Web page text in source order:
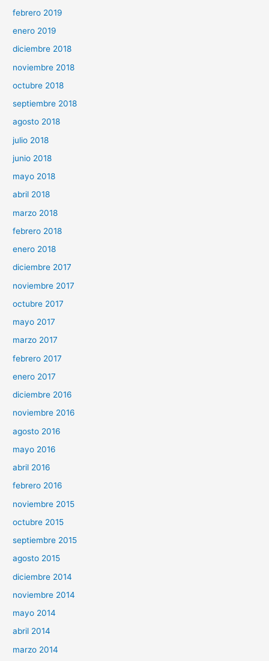
febrero 2019
enero 2019
diciembre 2018
noviembre 2018
octubre 2018
septiembre 2018
agosto 2018
julio 2018
junio 2018
mayo 2018
abril 2018
marzo 2018
febrero 2018
enero 2018
diciembre 2017
noviembre 2017
octubre 2017
mayo 2017
marzo 2017
febrero 2017
enero 2017
diciembre 2016
noviembre 2016
agosto 2016
mayo 2016
abril 2016
febrero 2016
noviembre 2015
octubre 2015
septiembre 2015
agosto 2015
diciembre 2014
noviembre 2014
mayo 2014
abril 2014
marzo 2014